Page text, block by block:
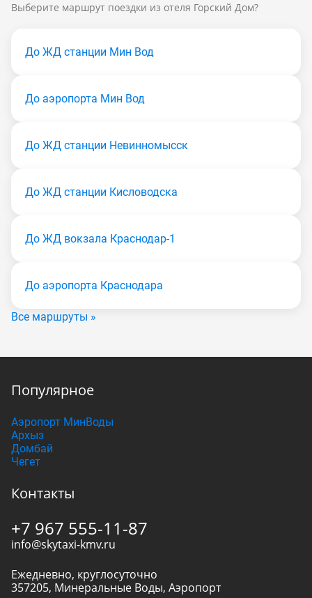
Выберите маршрут поездки из отеля Горский Дом?
До ЖД станции Мин Вод
До аэропорта Мин Вод
До ЖД станции Невинномысск
До ЖД станции Кисловодска
До ЖД вокзала Краснодар-1
До аэропорта Краснодара
Все маршруты »
Популярное
Аэропорт МинВоды
Архыз
Домбай
Чегет
Контакты
+7 967 555-11-87
info@skytaxi-kmv.ru
Ежедневно, круглосуточно
357205, Минеральные Воды, Аэропорт